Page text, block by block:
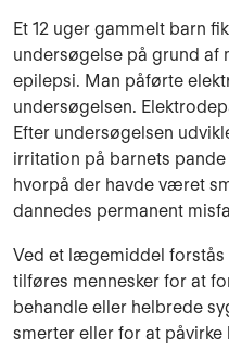
Et 12 uger gammelt barn
undersøgelse på grund af
epilepsi. Man påførte
undersøgelsen.
Efter undersøgelsen
irritation på barnets
hvorpå der havde været
dannedes permanent
Ved et lægemiddel forstås
tilføres mennesker for at
behandle eller helbrede
smerter eller for at påvirke